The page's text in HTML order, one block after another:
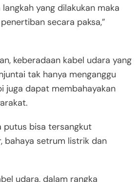
yang dilakukan maka
secara paksa,”
keberadaan kabel udara yang
tak hanya menganggu
juga dapat membahayakan
putus bisa tersangkut
bahaya setrum listrik dan
udara, dalam rangka